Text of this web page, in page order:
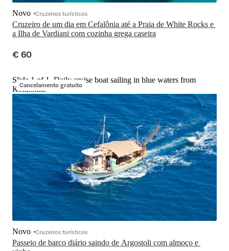
Cruzeiro de um dia em Cefalônia até a Praia de White Rocks e
a Ilha de Vardiani com cozinha grega caseira
Novo Cruzeiros turísticos
€ 60
Cancelamento gratuito
Slide 1 of 1, Daily cruise boat sailing in blue waters from
Kefalonia.
Passeio de barco diário saindo de Argostoli com almoço e
Novo Cruzeiros turísticos